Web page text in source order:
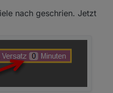
nach geschrien. Jetzt